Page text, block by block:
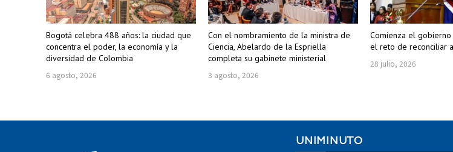
Bogotá celebra 488 años: la ciudad que
concentra el poder, la economía y la
diversidad de Colombia
6 agosto, 2026
Con el nombramiento de la ministra de
Ciencia, Abelardo de la Espriella
completa su gabinete ministerial
3 agosto, 2026
Comienza el gobierno
el reto de reconciliar
28 julio, 2026
UNIMINUTO